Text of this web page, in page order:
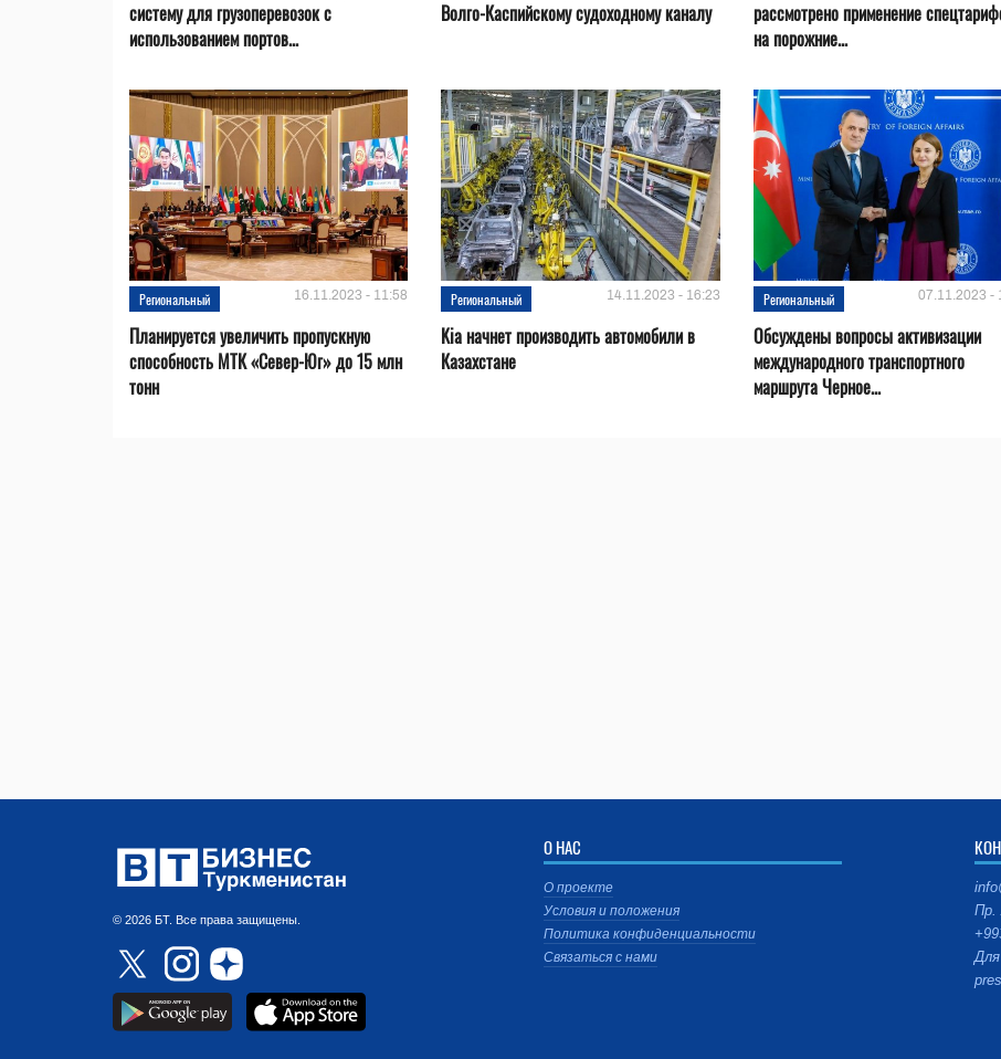
систему для грузоперевозок с
использованием портов...
Волго-Каспийскому судоходному каналу
рассмотрено применение
на порожние...
Региональный 16.11.2023 - 11:58
Планируется увеличить пропускную
способность МТК «Север-Юг» до 15 млн
тонн
Региональный 14.11.2023 - 16:23
Kia начнет производить автомобили в
Казахстане
Региональный 07.11.2023 -
Обсуждены вопросы активизации
международного транспортного
маршрута Черное...
© 2026 БТ. Все права защищены.
О НАС
О проекте
Условия и положения
Политика конфиденциальности
Связаться с нами
Пр.